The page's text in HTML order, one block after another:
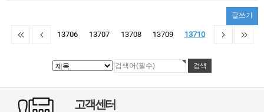
글쓰기
13706 13707 13708 13709 13710
고객센터